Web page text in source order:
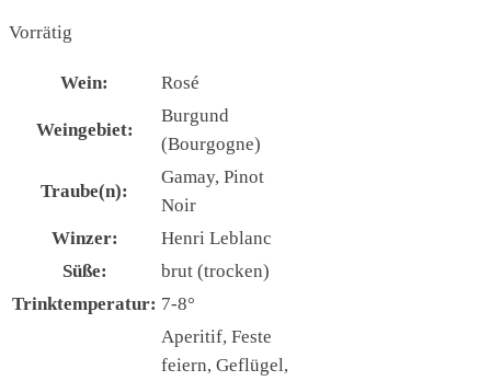
Vorrätig
Wein: Rosé
Weingebiet:
Burgund
(Bourgogne)
Traube(n):
Gamay, Pinot
Noir
Winzer:
Henri Leblanc
Süße:
brut (trocken)
Trinktemperatur: 7-8°
Aperitif, Feste
feiern, Geflügel,